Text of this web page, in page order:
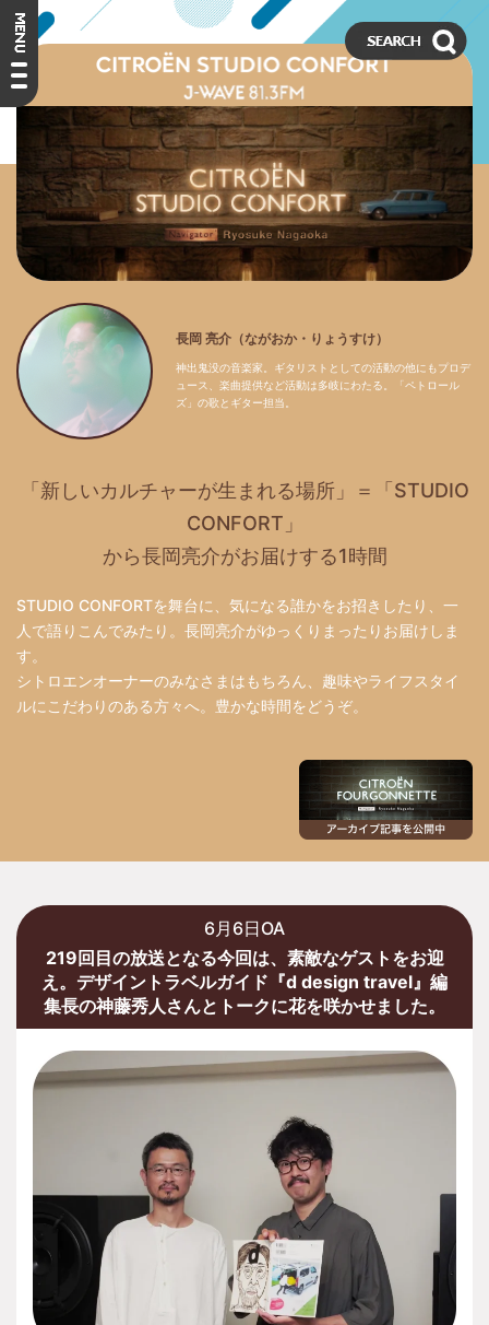
長岡 亮介（ながおか・りょうすけ）
神出鬼没の音楽家。ギタリストとしての活動の他にもプロデ
ュース、楽曲提供など活動は多岐にわたる。「ペトロール
ズ」の歌とギター担当。
「新しいカルチャーが生まれる場所」＝「STUDIO
CONFORT」
から長岡亮介がお届けする1時間
STUDIO CONFORTを舞台に、気になる誰かをお招きしたり、一
人で語りこんでみたり。長岡亮介がゆっくりまったりお届けしま
す。
シトロエンオーナーのみなさまはもちろん、趣味やライフスタイ
ルにこだわりのある方々へ。豊かな時間をどうぞ。
6月6日OA
219回目の放送となる今回は、素敵なゲストをお迎
え。デザイントラベルガイド『d design travel』編
集長の神藤秀人さんとトークに花を咲かせました。